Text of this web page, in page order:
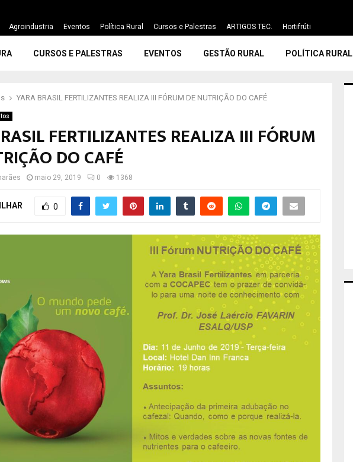
Agroindustria Eventos Política Rural Cursos e Palestras ARTIGOS TEC. Hortifrúti
CURSOS E PALESTRAS EVENTOS GESTÃO RURAL POLÍTICA RURAL
YARA BRASIL FERTILIZANTES REALIZA III FÓRUM DE NUTRIÇÃO DO CAFÉ
FERTILIZANTES REALIZA III FÓRUM
DO CAFÉ
maio 29, 2019 0 1368
0